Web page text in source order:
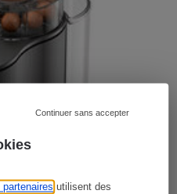
partenaires utilisent des
Continuer sans accepter